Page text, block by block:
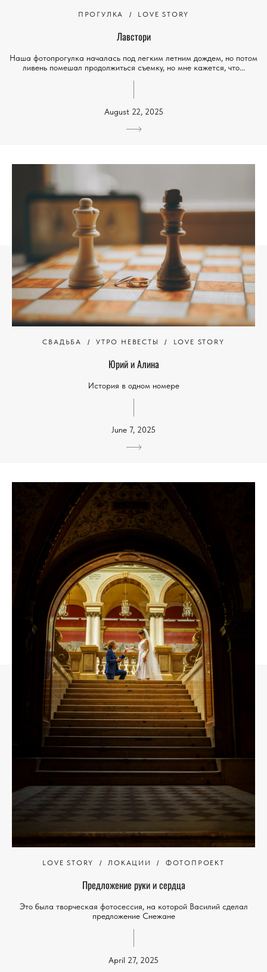
ПРОГУЛКА LOVE STORY
Лавстори
Наша фотопрогулка началась под легким летним дождем, но потом
ливень помешал продолжиться съемку, но мне кажется, что...
August 22, 2025
СВАДЬБА УТРО НЕВЕСТЫ LOVE STORY
Юрий и Алина
История в одном номере
June 7, 2025
LOVE STORY ЛОКАЦИИ ФОТОПРОЕКТ
Предложение руки и сердца
Это была творческая фотосессия, на которой Василий сделал
предложение Снежане
April 27, 2025